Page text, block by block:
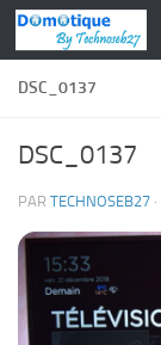
Skip to content
DSC_0137
DSC_0137
PAR TECHNOSEB27 ·